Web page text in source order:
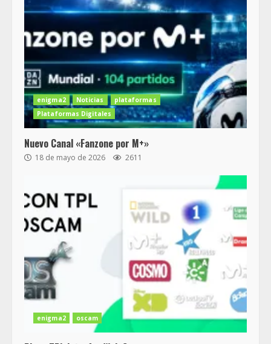
enigma2 Noticias
plataformas
Plataformas Digitales
Nuevo Canal «Fanzone por M+»
18 de mayo de 2026 2611
enigma2 oscam